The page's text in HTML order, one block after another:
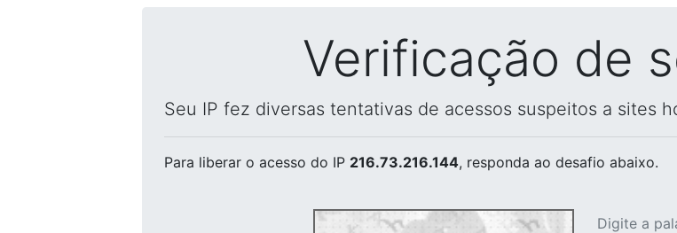
Verificação de
Seu IP fez diversas tentativas de acessos suspeitos a sites
Para liberar o acesso do IP 216.73.216.144, responda ao desafio abaixo.
Digite a